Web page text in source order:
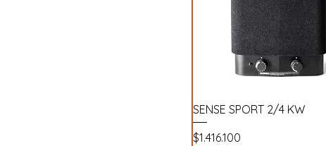
SENSE SPORT 2/4 KW
Precio
$1.416.100